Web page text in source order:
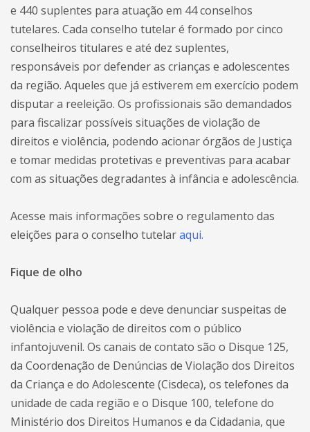
e 440 suplentes para atuação em 44 conselhos
tutelares. Cada conselho tutelar é formado por cinco
conselheiros titulares e até dez suplentes,
responsáveis por defender as crianças e adolescentes
da região. Aqueles que já estiverem em exercício podem
disputar a reeleição. Os profissionais são demandados
para fiscalizar possíveis situações de violação de
direitos e violência, podendo acionar órgãos de Justiça
e tomar medidas protetivas e preventivas para acabar
com as situações degradantes à infância e adolescência.
Acesse mais informações sobre o regulamento das
eleições para o conselho tutelaraqui.
Fique de olho
Qualquer pessoa pode e deve denunciar suspeitas de
violência e violação de direitos com o público
infantojuvenil. Os canais de contato são o Disque 125,
da Coordenação de Denúncias de Violação dos Direitos
da Criança e do Adolescente (Cisdeca), os telefones da
unidade de cada região e o Disque 100, telefone do
Ministério dos Direitos Humanos e da Cidadania, que